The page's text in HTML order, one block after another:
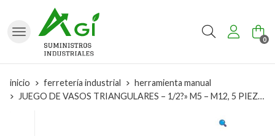
Buscar 0
inicio ferretería industrial
herramienta manual
JUEGO DE VASOS TRIANGULARES – 1/2?» M5 – M12, 5 PIEZAS 9883